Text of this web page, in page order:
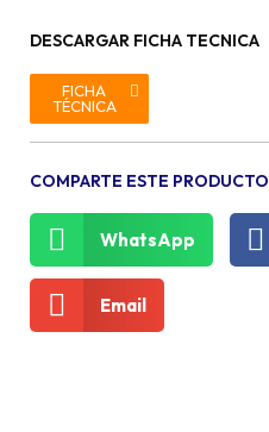
DESCARGAR FICHA TECNICA
FICHA
TÉCNICA
COMPARTE ESTE PRODUCTO
WhatsApp
Email